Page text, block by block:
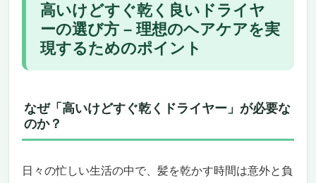
ReFa BEAUTECH DRYER SMART W: 高いけ
どすぐ乾く最高のドライヤー
コンパクトなのに驚きの速乾力
パワフルなモーターが生み出す速乾効果
プ
ラグジュアリーなデザインと使いやすさ
長期間の安心保証と耐久性
高いけどすぐ乾く良いドライヤ
ーの選び方 – 理想のヘアケアを実
現するためのポイント
なぜ「高いけどすぐ乾くドライヤー」が必要な
のか？
日々の忙しい生活の中で、髪を乾かす時間は意外と負